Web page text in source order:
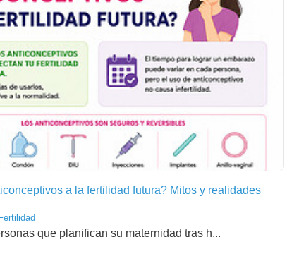
a la fertilidad futura? Mitos y realidades
que planifican su maternidad tras h...